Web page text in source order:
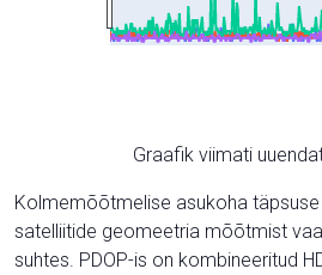
Graafik viimati
Kolmemõõtmelise asukoha täpsuse
satelliitide geomeetria mõõtmist
suhtes. PDOP-is on kombineeritud